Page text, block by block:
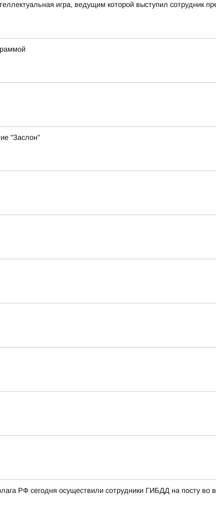
игра, ведущим которой выступил сотрудник
"Заслон"
РФ сегодня осуществили сотрудники ГИБДД на посту во